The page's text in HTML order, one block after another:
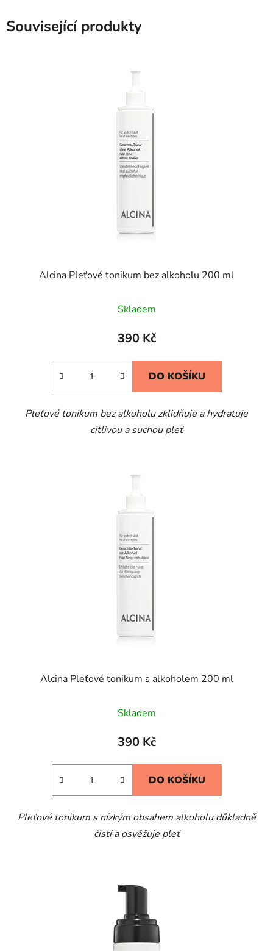
Související produkty
Alcina Pleťové tonikum bez alkoholu 200 ml
Skladem
390 Kč
DO KOŠÍKU
Pleťové tonikum bez alkoholu zklidňuje a hydratuje
citlivou a suchou pleť
Alcina Pleťové tonikum s alkoholem 200 ml
Skladem
390 Kč
DO KOŠÍKU
Pleťové tonikum s nízkým obsahem alkoholu důkladně
čistí a osvěžuje pleť